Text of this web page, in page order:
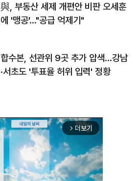
與, 부동산 세제 개편안 비판 오세훈
에 '맹공'…"공급 억제기"
합수본, 선관위 9곳 추가 압색…강남
·서초도 '투표율 허위 입력' 정황
arrow_forward_ios 더보기